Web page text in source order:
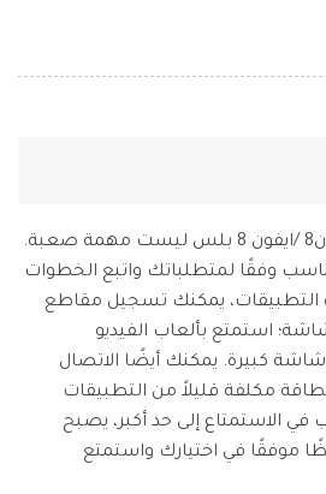
إن شاشة المرآة على ايفون8 /ايفون 8 بلس ليست مهمة صعبة.
وفقًا لمتطلباتك واتبع الخطوات
التطبيقات، يمكنك تسجيل مقاطع
استمتع بألعاب الفيديو
كبيرة. يمكنك أيضًا الاتصال
مكلفة قليلاً من التطبيقات
في الاستمتاع إلى حد أكبر، يصبح
حظًا موفقًا في اختيارك واستمتع